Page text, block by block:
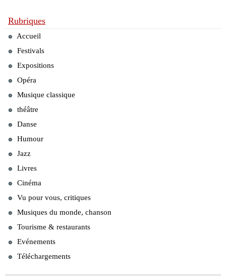
Rubriques
Accueil
Festivals
Expositions
Opéra
Musique classique
théâtre
Danse
Humour
Jazz
Livres
Cinéma
Vu pour vous, critiques
Musiques du monde, chanson
Tourisme & restaurants
Evénements
Téléchargements